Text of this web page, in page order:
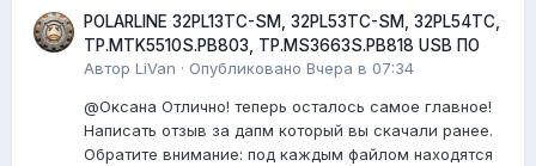
POLARLINE 32PL13TC-SM, 32PL53TC-SM, 32PL54TC,
TP.MTK5510S.PB803, TP.MS3663S.PB818 USB ПО
Автор LiVan · Опубликовано Вчера в 07:34
@Оксана Отлично! теперь осталось самое главное!
Написать отзыв за дапм который вы скачали ранее.
Обратите внимание: под каждым файлом находятся